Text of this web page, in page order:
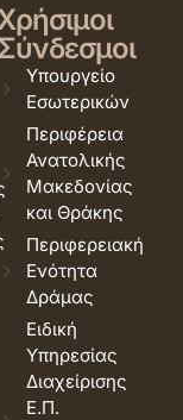
Υπουργείο
Εσωτερικών
Περιφέρεια
Ανατολικής
Μακεδονίας
και Θράκης
Περιφερειακή
Ενότητα
Δράμας
Ειδική
Υπηρεσίας
Διαχείρισης
Ε.Π.